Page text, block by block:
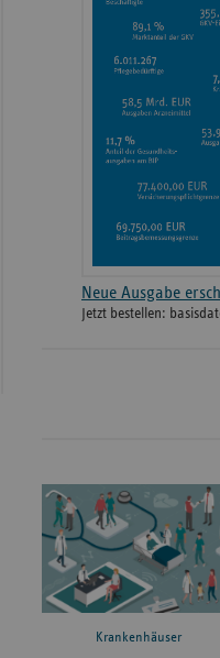
Neue Ausgabe
Jetzt bestellen:
Krankenhäuser